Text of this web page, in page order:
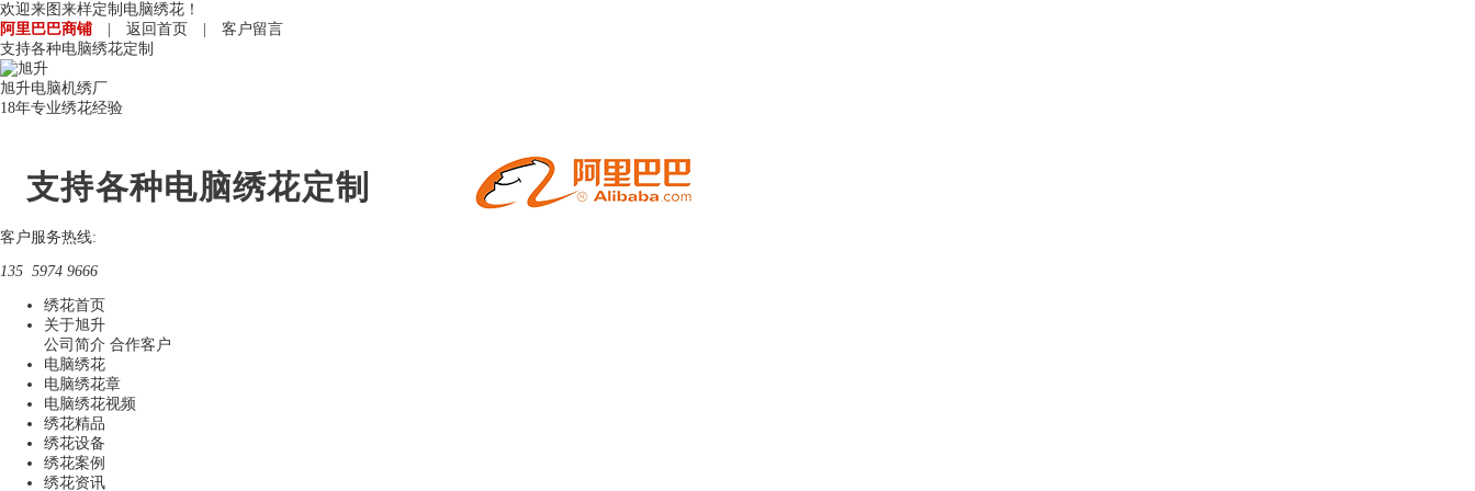
欢迎来图来样定制电脑绣花！
阿里巴巴商铺
返回首页
客户留言
支持各种电脑绣花定制
旭升电脑机绣厂
18年专业绣花经验
支持各种电脑绣花定制
客户服务热线:
135 5974 9666
绣花首页
关于旭升
公司简介 合作客户
电脑绣花
电脑绣花章
电脑绣花视频
绣花精品
绣花设备
绣花案例
绣花资讯